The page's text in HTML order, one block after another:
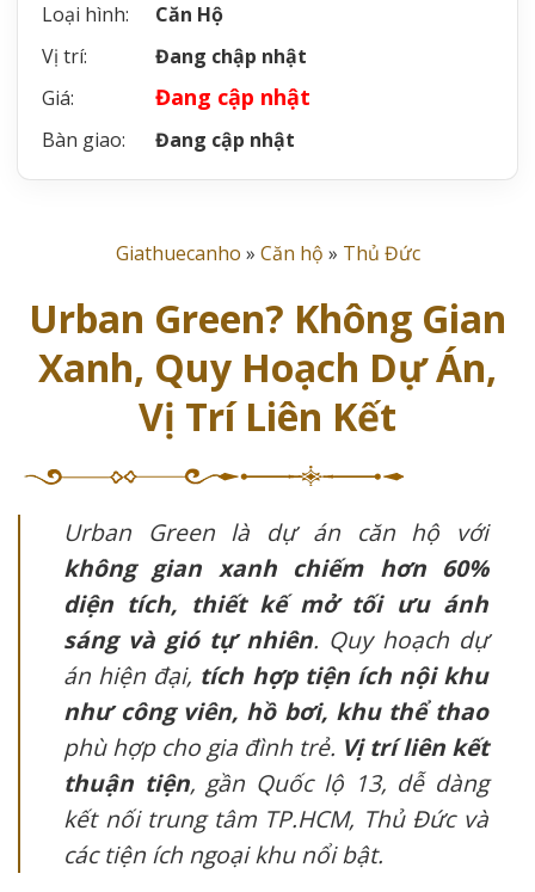
Loại hình:
Căn Hộ
Vị trí:
Đang chập nhật
Giá:
Đang cập nhật
Bàn giao: Đang cập nhật
Giathuecanho » Căn hộ » Thủ Đức
Urban Green? Không Gian
Xanh, Quy Hoạch Dự Án,
Vị Trí Liên Kết
Urban Green là dự án căn hộ với
không gian xanh chiếm hơn 60%
diện tích, thiết kế mở tối ưu ánh
sáng và gió tự nhiên. Quy hoạch dự
án hiện đại, tích hợp tiện ích nội khu
như công viên, hồ bơi, khu thể thao
phù hợp cho gia đình trẻ. Vị trí liên kết
thuận tiện, gần Quốc lộ 13, dễ dàng
kết nối trung tâm TP.HCM, Thủ Đức và
các tiện ích ngoại khu nổi bật.